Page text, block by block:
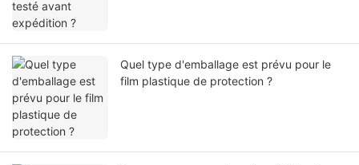
Quel type d'emballage est prévu pour le
film plastique de protection ?